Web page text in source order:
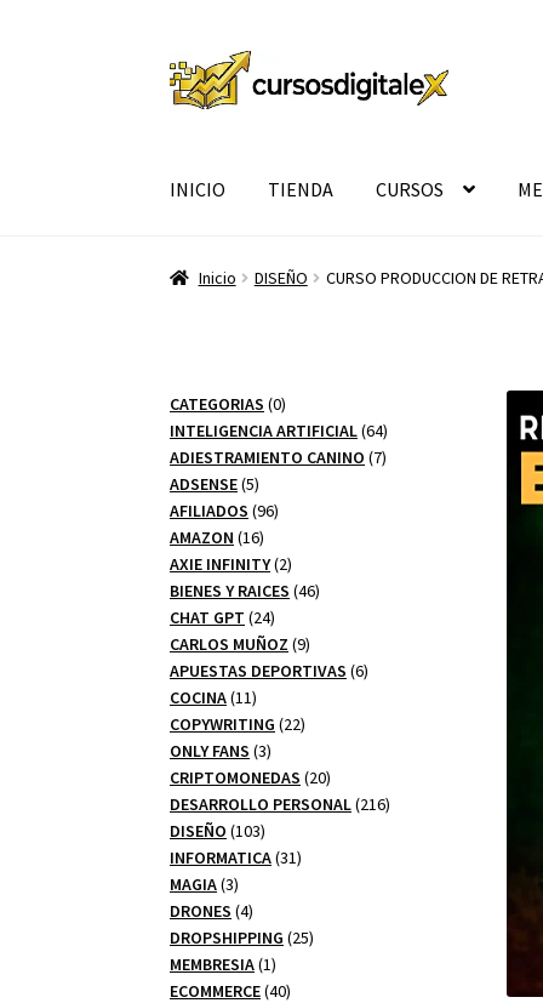
Ir
a
Ir
al
INICIO TIENDA CURSOS
Inicio DISEÑO CURSO PRODUCCION DE
CATEGORIAS 00
productos
INTELIGENCIA ARTIFICIAL 6464
productos
ADIESTRAMIENTO CANINO 77
ADSENSE 55
productos
AFILIADOS 9696
AMAZON 1616
productos
AXIE INFINITY 22
productos
BIENES Y RAICES 4646
CHAT GPT 2424
productos
CARLOS MUÑOZ 99
productos
APUESTAS DEPORTIVAS 66
COCINA 1111
productos
COPYWRITING 2222
ONLY FANS 33
productos
CRIPTOMONEDAS 2020
productos
DESARROLLO PERSONAL 216216
DISEÑO 103103
productos
INFORMATICA 3131
MAGIA 33
productos
DRONES 44
productos
DROPSHIPPING 2525
MEMBRESIA 11
producto
ECOMMERCE 4040